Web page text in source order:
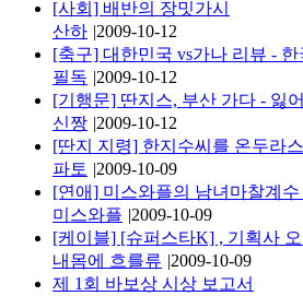
[사회] 배반의 장밋가시
산하 |2009-10-12
[축구] 대한민국 vs가나 리뷰 -
필독 |2009-10-12
[기행문] 딴지스, 부산 가다 - 잃
신짱 |2009-10-12
[딴지 지령] 한지수씨를 온두라
파토 |2009-10-09
[연애] 미스와플의 남녀마찰계
미스와플 |2009-10-09
[케이블] [슈퍼스타K] , 기획사
내몸에 흐를류 |2009-10-09
제 1회 바보상 시상 보고서